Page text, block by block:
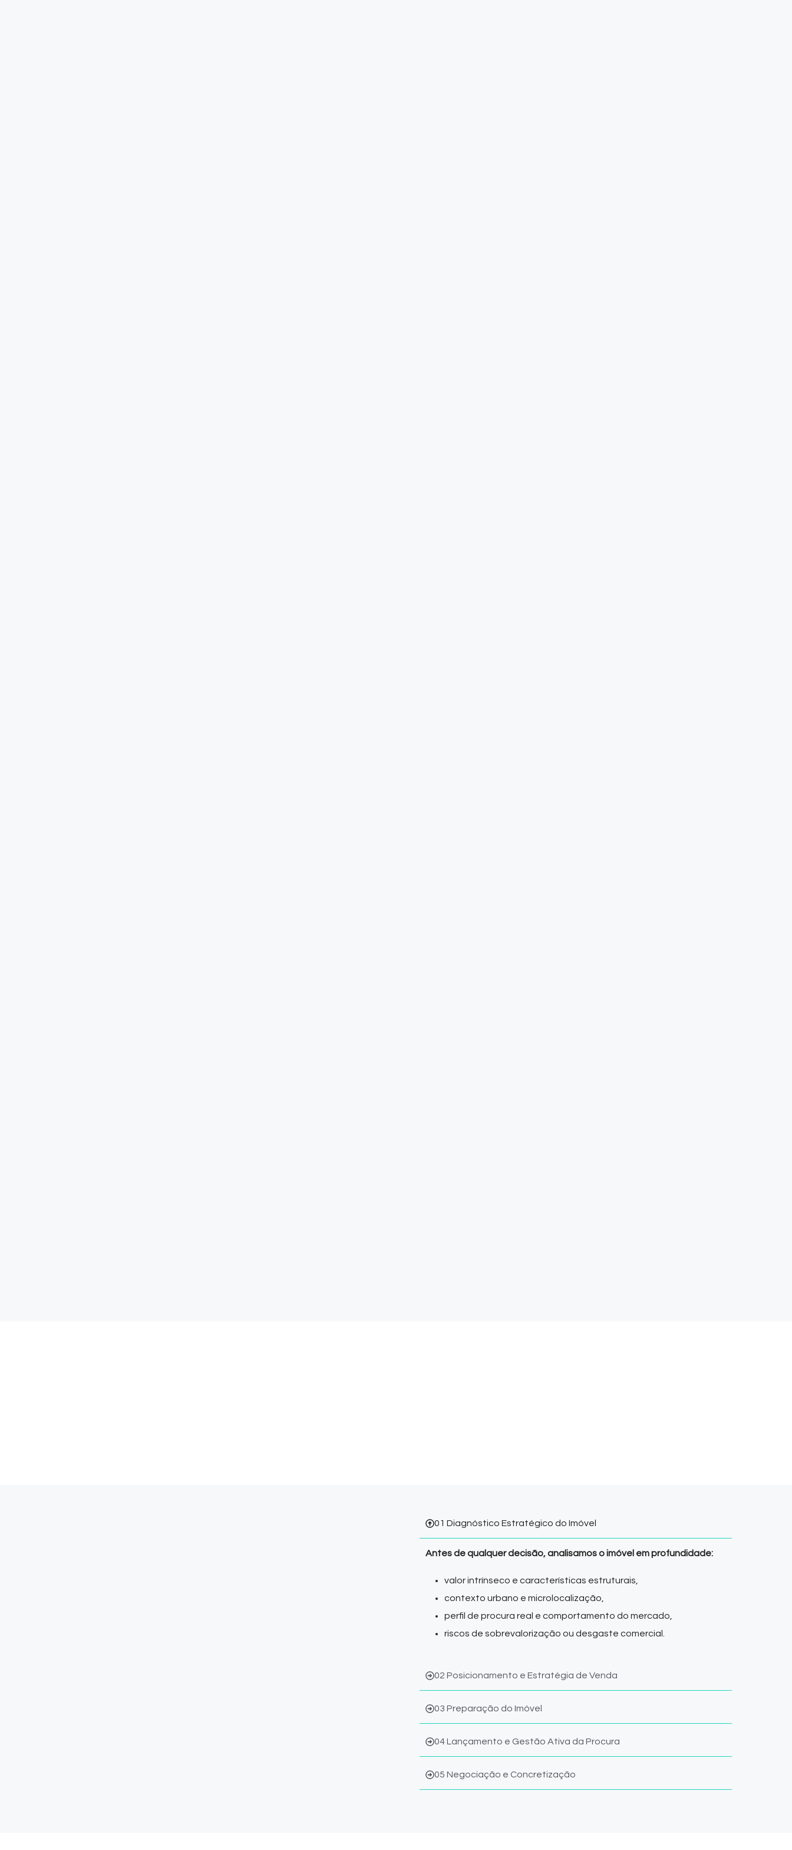
01 Diagnóstico Estratégico do Imóvel
Antes de qualquer decisão, analisamos o imóvel em profundidade:
valor intrínseco e características estruturais,
contexto urbano e microlocalização,
perfil de procura real e comportamento do mercado,
riscos de sobrevalorização ou desgaste comercial.
02 Posicionamento e Estratégia de Venda
03 Preparação do Imóvel
04 Lançamento e Gestão Ativa da Procura
05 Negociação e Concretização